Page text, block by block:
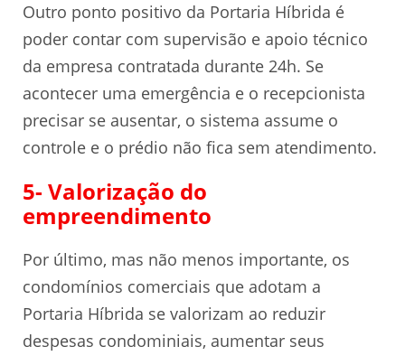
Outro ponto positivo da Portaria Híbrida é
poder contar com supervisão e apoio técnico
da empresa contratada durante 24h. Se
acontecer uma emergência e o recepcionista
precisar se ausentar, o sistema assume o
controle e o prédio não fica sem atendimento.
5- Valorização do
empreendimento
Por último, mas não menos importante, os
condomínios comerciais que adotam a
Portaria Híbrida se valorizam ao reduzir
despesas condominiais, aumentar seus